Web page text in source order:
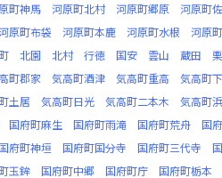
町神馬 河原町北村 河原町郷原 河原町
原町布袋 河原町本鹿 河原町水根 河原
北園 北村 行徳 国安 雲山 蔵田
町郡家 気高町酒津 気高町重高 気高町
土居 気高町日光 気高町二本木 気高町
国府町麻生 国府町雨滝 国府町荒舟 国
国府町神垣 国府町国分寺 国府町三代寺
玉鉾 国府町中郷 国府町庁 国府町栃本